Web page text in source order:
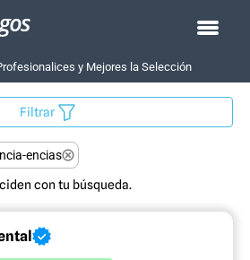
y Mejores la Selección
Filtrar
encias
con tu búsqueda.